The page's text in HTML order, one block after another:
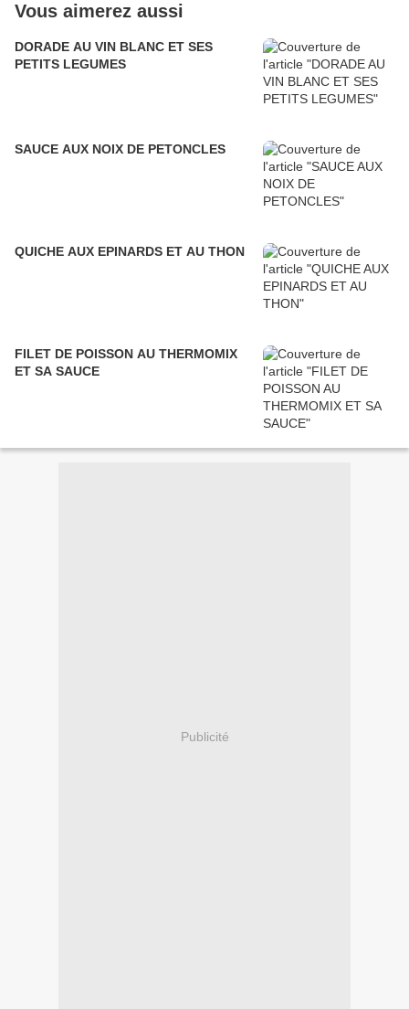
Vous aimerez aussi
DORADE AU VIN BLANC ET SES
PETITS LEGUMES
SAUCE AUX NOIX DE PETONCLES
QUICHE AUX EPINARDS ET AU THON
FILET DE POISSON AU THERMOMIX
ET SA SAUCE
Publicité